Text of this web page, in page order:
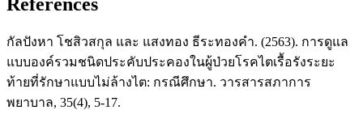
กัลปังหา โชสิวสกุล และ แสงทอง ธีระทองคำ. (2563). การดูแล
แบบองค์รวมชนิดประคับประคองในผู้ป่วยโรคไตเรื้อรังระยะ
ท้ายที่รักษาแบบไม่ล้างไต: กรณีศึกษา. วารสารสภาการ
พยาบาล, 35(4), 5-17.